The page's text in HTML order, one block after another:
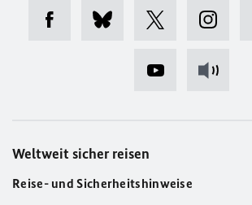
Weltweit sicher reisen
Reise- und Sicherheitshinweise